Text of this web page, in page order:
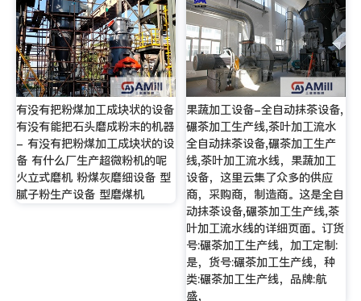
有没有把粉煤加工成块状的设备
有没有能把石头磨成粉末的机器
- 有没有把粉煤加工成块状的设
备 有什么厂生产超微粉机的呢
火立式磨机 粉煤灰磨细设备 型
腻子粉生产设备 型磨煤机
果蔬加工设备-全自动抹茶设备,
碾茶加工生产线,茶叶加工流水
全自动抹茶设备,碾茶加工生产
线,茶叶加工流水线，果蔬加工
设备，这里云集了众多的供应
商，采购商，制造商。这是全自
动抹茶设备,碾茶加工生产线,茶
叶加工流水线的详细页面。订货
号:碾茶加工生产线，加工定制:
是，货号:碾茶加工生产线，种
类:碾茶加工生产线，品牌:航
盛，